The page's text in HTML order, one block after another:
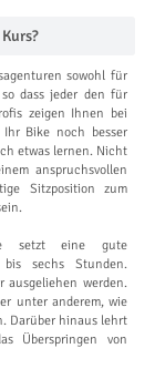
sowohl für
dass jeder den für
zeigen Ihnen bei
Bike noch besser
etwas lernen. Nicht
anspruchsvollen
Sitzposition zum
setzt eine gute
sechs Stunden.
ausgeliehen werden.
unter anderem, wie
Darüber hinaus lehrt
Überspringen von